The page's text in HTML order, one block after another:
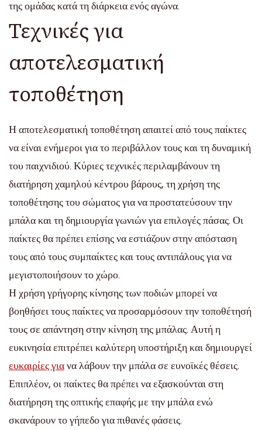
της ομάδας κατά τη διάρκεια ενός αγώνα.
Τεχνικές για
αποτελεσματική
τοποθέτηση
Η αποτελεσματική τοποθέτηση απαιτεί από τους παίκτες
να είναι ενήμεροι για το περιβάλλον τους και τη δυναμική
του παιχνιδιού. Κύριες τεχνικές περιλαμβάνουν τη
διατήρηση χαμηλού κέντρου βάρους, τη χρήση της
τοποθέτησης του σώματος για να προστατεύσουν την
μπάλα και τη δημιουργία γωνιών για επιλογές πάσας. Οι
παίκτες θα πρέπει επίσης να εστιάζουν στην απόσταση
τους από τους συμπαίκτες και τους αντιπάλους για να
μεγιστοποιήσουν το χώρο.
Η χρήση γρήγορης κίνησης των ποδιών μπορεί να
βοηθήσει τους παίκτες να προσαρμόσουν την τοποθέτησή
τους σε απάντηση στην κίνηση της μπάλας. Αυτή η
ευκινησία επιτρέπει καλύτερη υποστήριξη και δημιουργεί
ευκαιρίες για να λάβουν την μπάλα σε ευνοϊκές θέσεις.
Επιπλέον, οι παίκτες θα πρέπει να εξασκούνται στη
διατήρηση της οπτικής επαφής με την μπάλα ενώ
σκανάρουν το γήπεδο για πιθανές φάσεις.